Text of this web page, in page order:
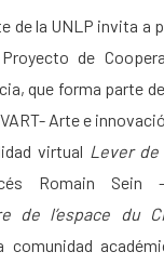
de la UNLP invita a
de
que forma parte
Arte e
virtual Lever de
Romain Sein -
de l’espace du
comunidad